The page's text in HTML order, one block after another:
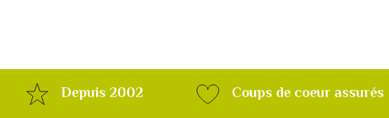
Depuis 2002 Coups de coeur assurés